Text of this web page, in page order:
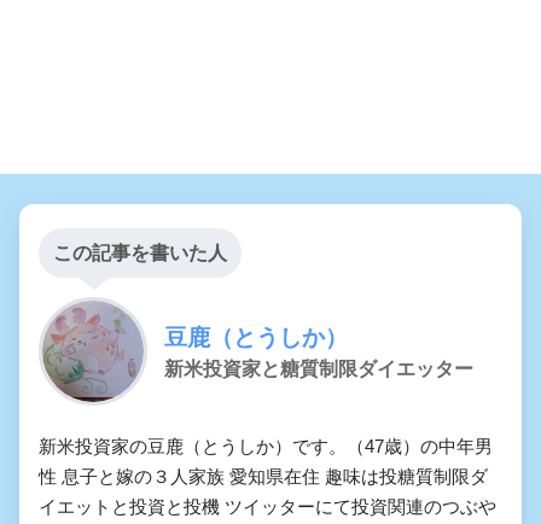
この記事を書いた人
豆鹿（とうしか）
新米投資家と糖質制限ダイエッター
新米投資家の豆鹿（とうしか）です。（47歳）の中年男
性 息子と嫁の３人家族 愛知県在住 趣味は投糖質制限ダ
イエットと投資と投機 ツイッターにて投資関連のつぶや